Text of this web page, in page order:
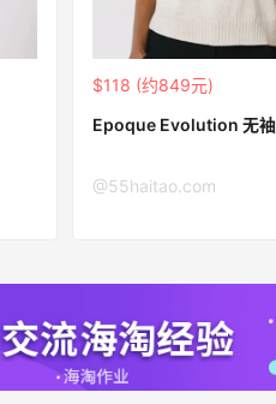
$118 (约849元)
Epoque Evolution 无
@55haitao.com